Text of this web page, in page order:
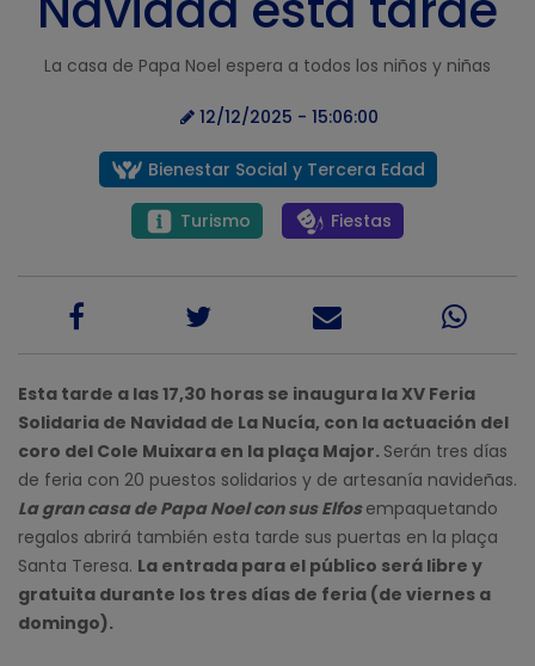
La casa de Papa Noel espera a todos los niños y niñas
12/12/2025 - 15:06:00
Bienestar Social y Tercera Edad
Turismo Fiestas
Esta tarde a las 17,30 horas se inaugura la XV Feria
Solidaria de Navidad de La Nucía, con la actuación del
coro del Cole Muixara en la plaça Major. Serán tres días
de feria con 20 puestos solidarios y de artesanía navideñas.
La gran casa de Papa Noel con sus Elfosempaquetando
regalos abrirá también esta tarde sus puertas en la plaça
Santa Teresa. La entrada para el público será libre y
gratuita durante los tres días de feria (de viernes a
domingo).